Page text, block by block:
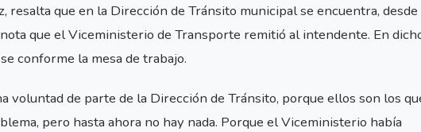
resalta que en la Dirección de Tránsito municipal se encuentra, desde
que el Viceministerio de Transporte remitió al intendente. En
conforme la mesa de trabajo.
voluntad de parte de la Dirección de Tránsito, porque ellos son los
pero hasta ahora no hay nada. Porque el Viceministerio había